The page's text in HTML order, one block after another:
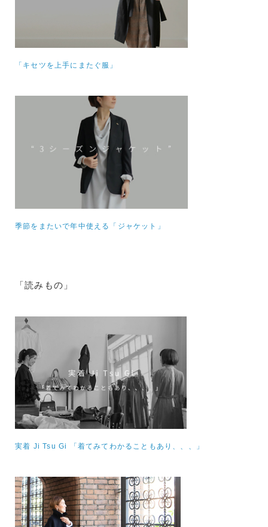
「キセツを上手にまたぐ服」
季節をまたいで年中使える「ジャケット」
「読みもの」
実着 Ji Tsu Gi 「着てみてわかることもあり、、、」